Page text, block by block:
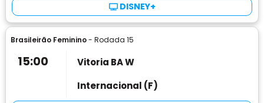
DISNEY+
Brasileirão Feminino- Rodada 15
15:00
Vitoria BA W
Internacional (F)